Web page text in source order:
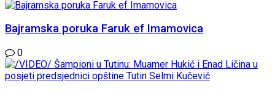
Bajramska poruka Faruk ef Imamovica
0